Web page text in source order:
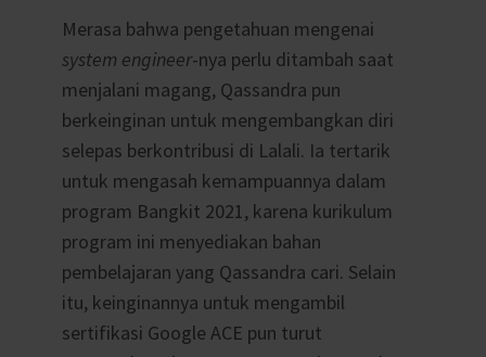
Merasa bahwa pengetahuan mengenai
system engineer-nya perlu ditambah saat
menjalani magang, Qassandra pun
berkeinginan untuk mengembangkan diri
selepas berkontribusi di Lalali. Ia tertarik
untuk mengasah kemampuannya dalam
program Bangkit 2021, karena kurikulum
program ini menyediakan bahan
pembelajaran yang Qassandra cari. Selain
itu, keinginannya untuk mengambil
sertifikasi Google ACE pun turut